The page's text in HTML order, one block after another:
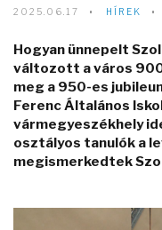
2025.06.17 HÍREK
Hogyan ünnepelt
változott a város
meg a 950-es
Ferenc Általános
vármegyeszékhely
osztályos tanulók a
megismerkedtek